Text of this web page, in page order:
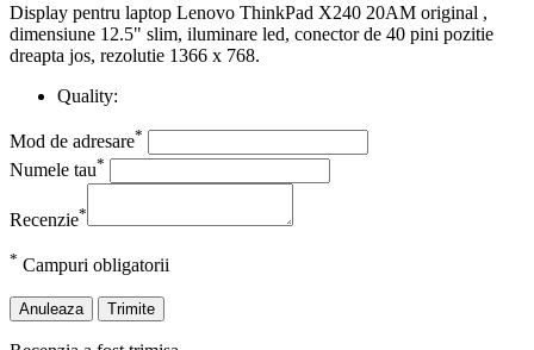
Display pentru laptop Lenovo ThinkPad X240 20AM original ,
dimensiune 12.5" slim, iluminare led, conector de 40 pini pozitie
dreapta jos, rezolutie 1366 x 768.
Quality:
Mod de adresare*
Numele tau*
Recenzie*
* Campuri obligatorii
Anuleaza Trimite